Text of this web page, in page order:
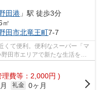
田港 」駅 徒歩3分
㎡
田市北竜王町7-7
くて便利。便利なスーパー「マ
田市エリアで新たな生活を始
理費等：2,000円 )
礼金 0ヶ月